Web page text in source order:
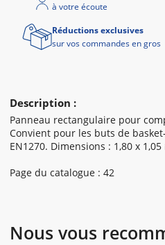
Description :
Panneau rectangulaire pour
Convient pour les buts de
EN1270. Dimensions : 1,80 x 1,05
Page du catalogue : 42
à votre écoute
Réductions exclusives
sur vos commandes en gros
Nous vous